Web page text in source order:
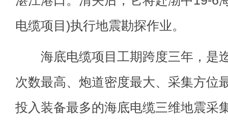
电缆项目)执行地震勘探作业。
海底电缆项目工期跨度三年，是
次数最高、炮道密度最大、采集方位
投入装备最多的海底电缆三维地震采